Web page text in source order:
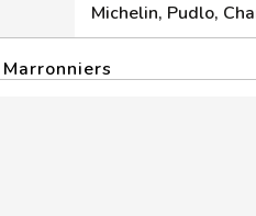
Michelin, Pudlo,